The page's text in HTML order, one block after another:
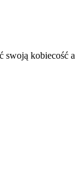
swoją kobiecość a